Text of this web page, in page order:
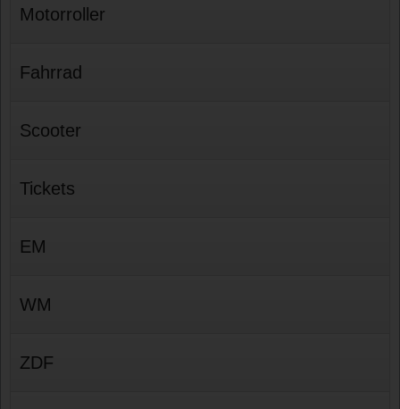
Motorroller
Fahrrad
Scooter
Tickets
EM
WM
ZDF